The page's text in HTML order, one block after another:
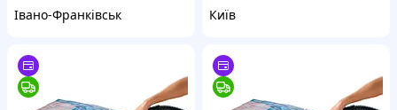
Івано-Франківськ
Київ